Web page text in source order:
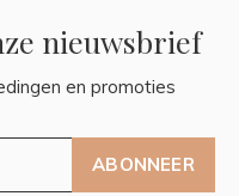
nieuwsbrief
en promoties
ABONNEER